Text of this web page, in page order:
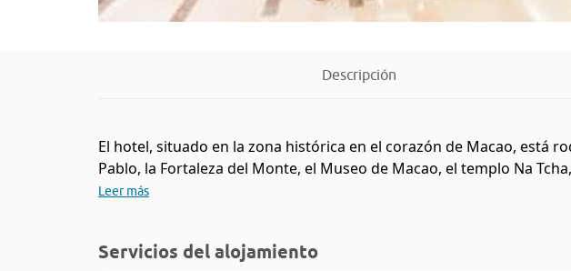
Descripción
El hotel, situado en la zona histórica en el corazón de Macao, está
Pablo, la Fortaleza del Monte, el Museo de Macao, el templo Na
Leer más
Servicios del alojamiento